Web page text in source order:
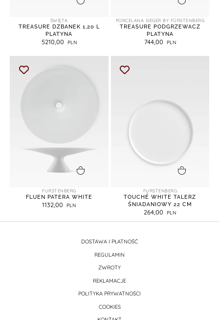
ŚWIĘTA
TREASURE DZBANEK 1,20 L
PLATYNA
5210,00
PORCELANA SIEGER BY FÜRSTENBERG
TREASURE PODGRZEWACZ
PLATYNA
744,00
dodaj do koszyka
FURSTENBERG
FLUEN PATERA WHITE
1132,00
FURSTENBERG
TOUCHÉ WHITE TALERZ
ŚNIADANIOWY 22 CM
264,00
DOSTAWA I PŁATNOŚĆ
REGULAMIN
ZWROTY
REKLAMACJE
POLITYKA PRYWATNOŚCI
COOKIES